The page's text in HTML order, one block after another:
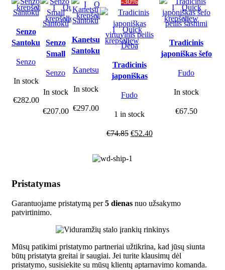
krepšelįview
Senzo
Santoku
Senzo
In stock
€282.00
Į
krepšelį
Quick
view
Senzo
Small
Senzo
In stock
€207.00
Į
krepšelį
Quick
view
Kanetsu
Santoku
Kanetsu
In stock
€297.00
Į
krepšelį
Quick
view
Tradicinis
japoniškas
Deba
Fudo
1 in stock
€74.85 €52.40
Į
krepšelį
Quick
view
Tradicinis
japoniškas šefo
Fudo
In stock
€67.50
Pristatymas
Garantuojame pristatymą per5 dienas nuo užsakymo
patvirtinimo.
Mūsų patikimi pristatymo partneriai užtikrina, kad jūsų siunta
būtų pristatyta greitai ir saugiai. Jei turite klausimų dėl
pristatymo, susisiekite su mūsų klientų aptarnavimo komanda.